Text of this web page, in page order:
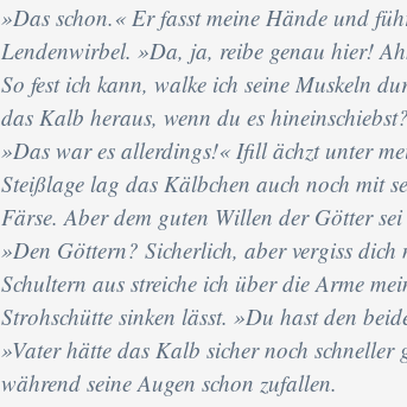
»Das schon.« Er fasst meine Hände und
Lendenwirbel. »Da, ja, reibe genau hier!
So fest ich kann, walke ich seine Muskeln
das Kalb heraus, wenn du es
»Das war es allerdings!« Ifill ächzt unter
Steißlage lag das Kälbchen auch noch mit
Färse. Aber dem guten Willen der Götter
»Den Göttern? Sicherlich, aber vergiss dich
Schultern aus streiche ich über die Arme
Strohschütte sinken lässt. »Du hast den
»Vater hätte das Kalb sicher noch schneller
während seine Augen schon zufallen.